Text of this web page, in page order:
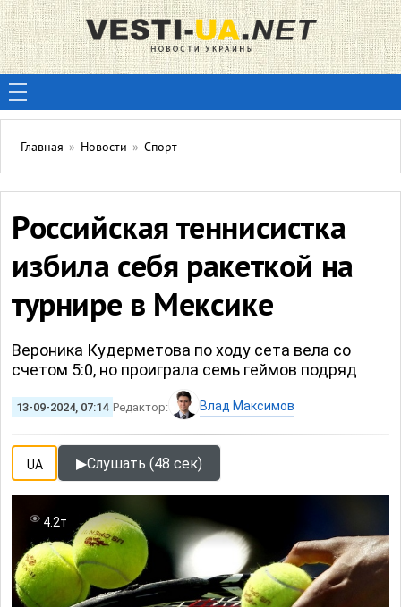
Главная » Новости » Спорт
Российская теннисистка
избила себя ракеткой на
турнире в Мексике
Вероника Кудерметова по ходу сета вела со
счетом 5:0, но проиграла семь геймов подряд
13-09-2024, 07:14 Редактор: Влад Максимов
UA ▶Слушать (48 сек)
4.2т